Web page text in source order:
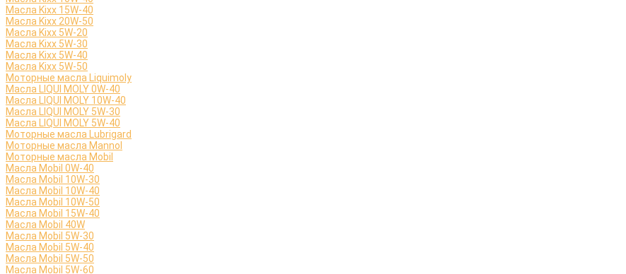
Масла Kixx 15W-40
Масла Kixx 20W-50
Масла Kixx 5W-20
Масла Kixx 5W-30
Масла Kixx 5W-40
Масла Kixx 5W-50
Моторные масла Liquimoly
Масла LIQUI MOLY 0W-40
Масла LIQUI MOLY 10W-40
Масла LIQUI MOLY 5W-30
Масла LIQUI MOLY 5W-40
Моторные масла Lubrigard
Моторные масла Mannol
Моторные масла Mobil
Масла Mobil 0W-40
Масла Mobil 10W-30
Масла Mobil 10W-40
Масла Mobil 10W-50
Масла Mobil 15W-40
Масла Mobil 40W
Масла Mobil 5W-30
Масла Mobil 5W-40
Масла Mobil 5W-50
Масла Mobil 5W-60